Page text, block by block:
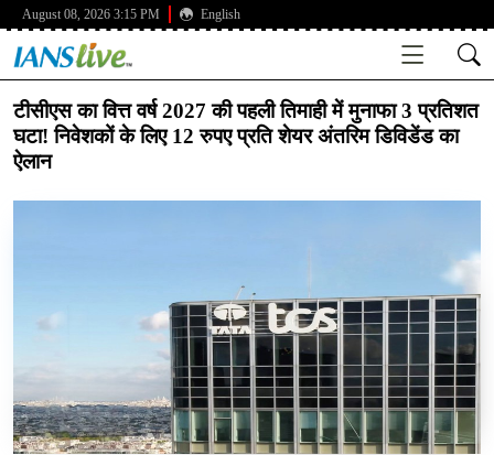
August 08, 2026 3:15 PM English
टीसीएस का वित्त वर्ष 2027 की पहली तिमाही में मुनाफा 3 प्रतिशत
घटा! निवेशकों के लिए 12 रुपए प्रति शेयर अंतरिम डिविडेंड का
ऐलान